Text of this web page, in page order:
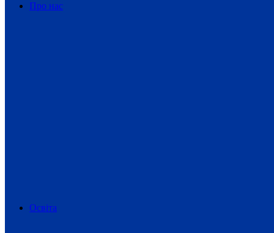
Про нас
Освіта